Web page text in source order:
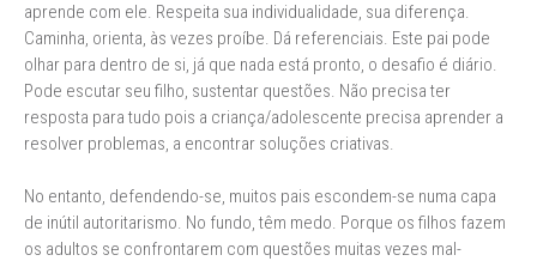
aprende com ele. Respeita sua individualidade, sua diferença.
Caminha, orienta, às vezes proíbe. Dá referenciais. Este pai pode
olhar para dentro de si, já que nada está pronto, o desafio é diário.
Pode escutar seu filho, sustentar questões. Não precisa ter
resposta para tudo pois a criança/adolescente precisa aprender a
resolver problemas, a encontrar soluções criativas.
No entanto, defendendo-se, muitos pais escondem-se numa capa
de inútil autoritarismo. No fundo, têm medo. Porque os filhos fazem
os adultos se confrontarem com questões muitas vezes mal-